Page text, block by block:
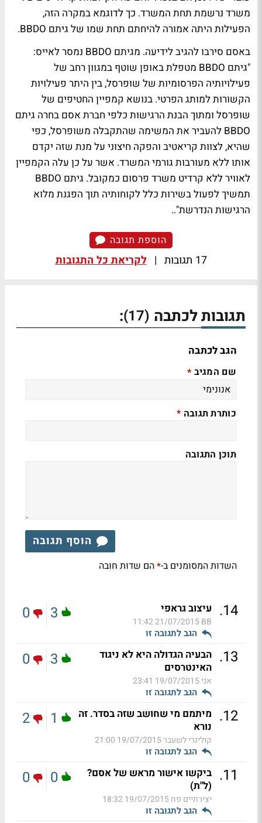
משרד נרשמת תחת המשרד. כך לדוגמא במקרה הזה,
הפעילות היתה אמורה להיחתם תחת שמו של גיתם BBDO.
באסם סירבו להגיב לידיעה. מגיתם BBDO נמסר לאייס:
"גיתם BBDO מטפלת באופן שוטף במגוון רחב של
פעילויותיה הפרסומיות של שופרסל, בין היתר פעילויות
הקשורות למותג הפרטי. בנושא קמפיין החטיפים של
שופרסל ומתוך הבנת הרגישות כלפי חברת אסם בחרה גיתם
BBDO להעביר את המשימה שהתקבלה משופרסל, כפי
שהיא, לצוות קריאטיב והפקה חיצוני על מנת שזה יקדם
אותו ללא מעורבות גורמי המשרד. אשר על כן עלה הקמפיין
לאוויר ללא קרדיט משרד פרסום כמקובל. גיתם BBDO
תמשיך לפעול בשירות כלל לקוחותיה תוך הפגנת מלוא
הרגישות הנדרשת"..
הוספת תגובה
17 תגובות | לקריאת כל התגובות
תגובות לכתבה (17)
:
הגב לכתבה
שם המגיב *
כותרת תגובה *
תוכן התגובה
הוסף תגובה
השדות המסומנים ב-*הם שדות חובה
14
. עיצוב גראפי
BB
21/07/2015 11:42
הגב לתגובה זו
3
0
13
. הבעיה הגדולה היא לא ניגוד
האינטרסים
אני19/07/2015 23:41
הגב לתגובה זו
3
0
12
. מיתמם מי שחושב שזה בסדר. זה
נורא
קולינרי לשעבר19/07/2015 21:00
הגב לתגובה זו
1
2
11
. ביקשו אישור מראש של אסם?
(ל"ת)
יצירתיים פח19/07/2015 18:32
הגב לתגובה זו
0
0